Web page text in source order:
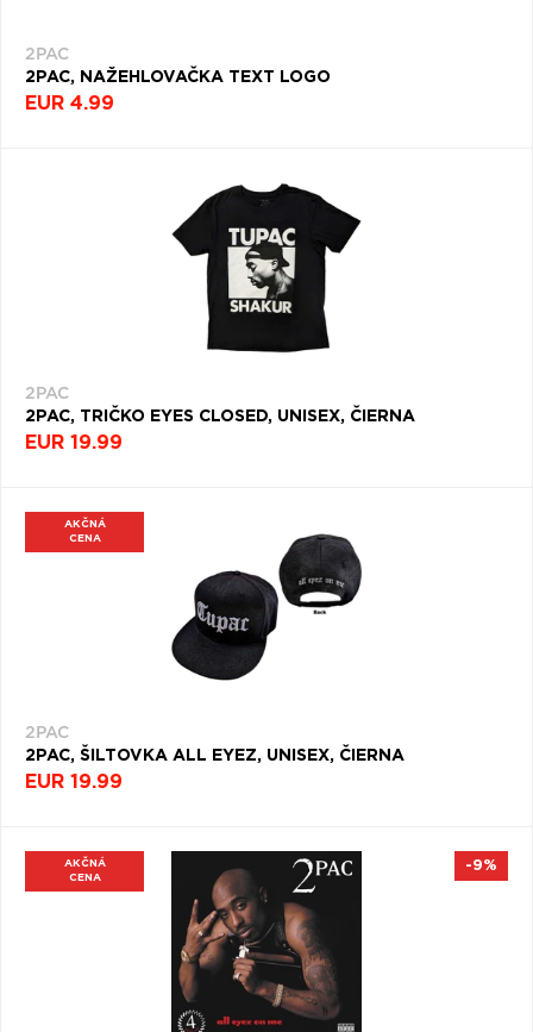
2PAC
2PAC, NAŽEHLOVAČKA TEXT LOGO
EUR 4.99
2PAC
2PAC, TRIČKO EYES CLOSED, UNISEX, ČIERNA
EUR 19.99
AKČNÁ
CENA
2PAC
2PAC, ŠILTOVKA ALL EYEZ, UNISEX, ČIERNA
EUR 19.99
AKČNÁ
CENA
-9%